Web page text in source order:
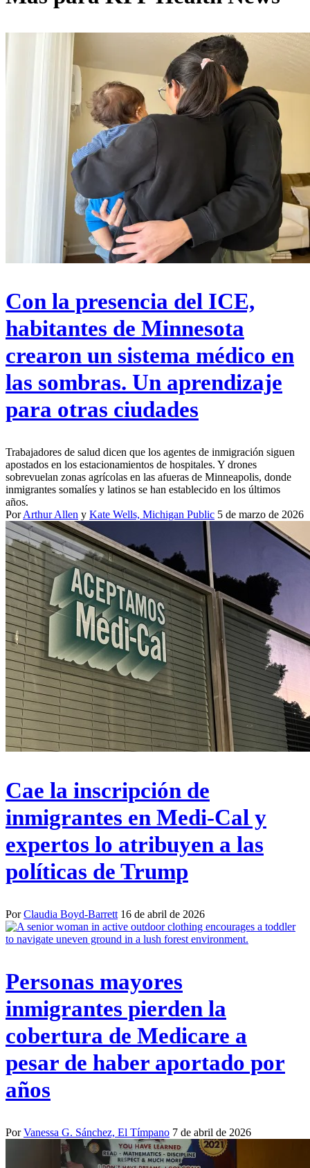
Con la presencia del ICE,
habitantes de Minnesota
crearon un sistema médico en
las sombras. Un aprendizaje
para otras ciudades
Trabajadores de salud dicen que los agentes de inmigración siguen
apostados en los estacionamientos de hospitales. Y drones
sobrevuelan zonas agrícolas en las afueras de Minneapolis, donde
inmigrantes somalíes y latinos se han establecido en los últimos
años.
PorArthur Allen y Kate Wells, Michigan Public 5 de marzo de 2026
Cae la inscripción de
inmigrantes en Medi-Cal y
expertos lo atribuyen a las
políticas de Trump
PorClaudia Boyd-Barrett 16 de abril de 2026
Personas mayores
inmigrantes pierden la
cobertura de Medicare a
pesar de haber aportado por
años
PorVanessa G. Sánchez, El Tímpano 7 de abril de 2026